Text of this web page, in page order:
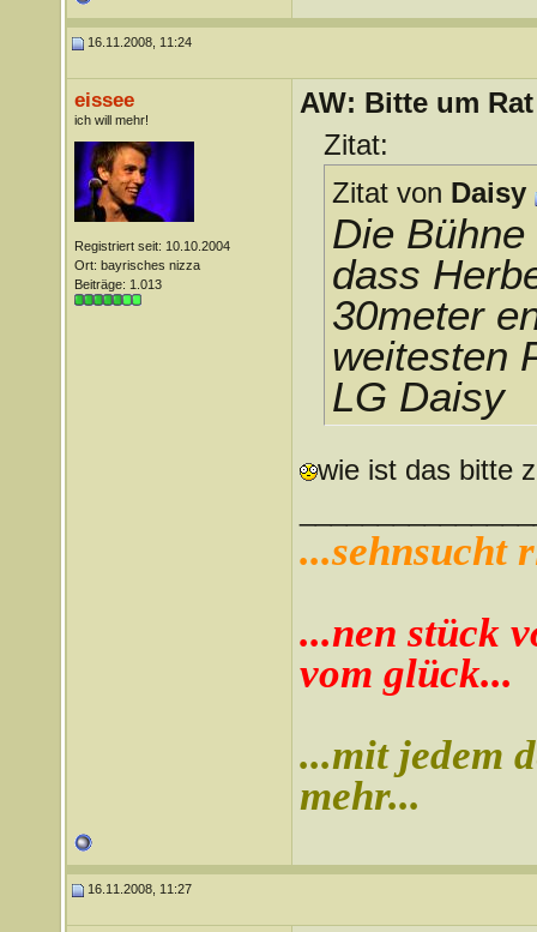
16.11.2008, 11:24
eissee
ich will mehr!
Registriert seit: 10.10.2004
Ort: bayrisches nizza
Beiträge: 1.013
AW: Bitte um Rat
Zitat:
Zitat von Daisy
Die
dass
30meter
weitesten
LG Daisy
wie ist das bitte
...sehnsucht
...nen stück
vom glück...
...mit jedem
mehr...
16.11.2008, 11:27